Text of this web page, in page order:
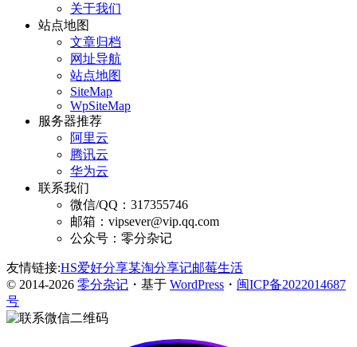
关于我们
站点地图
文章归档
网址导航
站点地图
SiteMap
WpSiteMap
服务器推荐
阿里云
腾讯云
华为云
联系我们
微信/QQ：317355746
邮箱：vipsever@vip.qq.com
公众号：零分杂记
友情链接:HS爱好分享某淘分享记邮莓生活
© 2014-2026 零分杂记 ・基于 WordPress ・ 闽ICP备2022014687
号